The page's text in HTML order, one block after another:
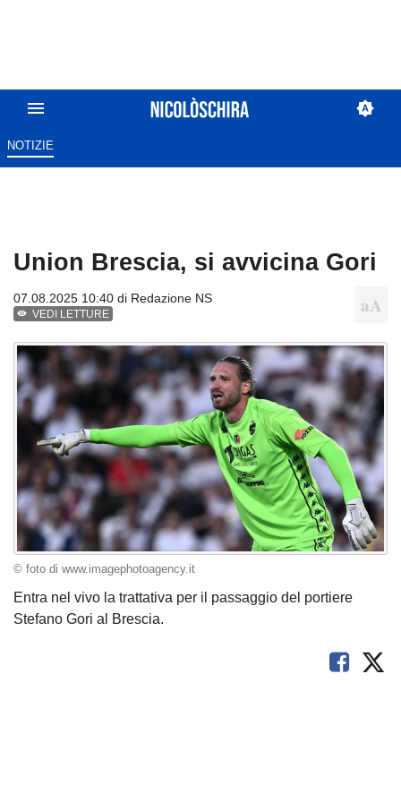
NOTIZIE
Union Brescia, si avvicina Gori
07.08.2025 10:40 di Redazione NS
VEDI LETTURE
© foto di www.imagephotoagency.it
Entra nel vivo la trattativa per il passaggio del portiere
Stefano Gori al Brescia.